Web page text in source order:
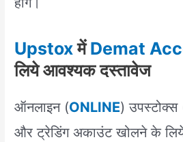
UpstoxमेंDemat
लिये आवश्यक दस्तावेज
ऑनलाइन (ONLINE) उपस्टोक्स
और ट्रेडिंग अकाउंट खोलने के लिये